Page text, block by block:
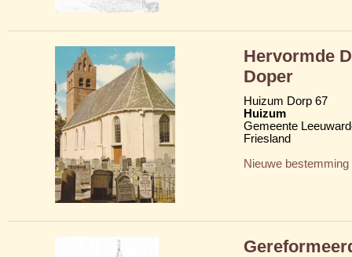
Hervormde
Doper
Huizum Dorp 67
Huizum
Gemeente
Friesland
Nieuwe bestemming